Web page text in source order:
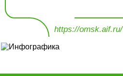
https://omsk.aif.ru/